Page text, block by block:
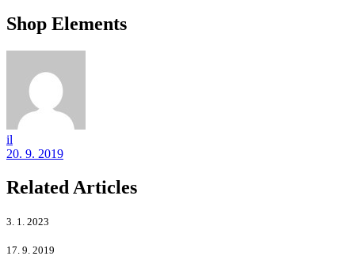
Shop Elements
il
20. 9. 2019
Related Articles
3. 1. 2023
17. 9. 2019